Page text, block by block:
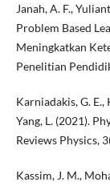
Janah, A. F.,
Problem Based
Meningkatkan
Penelitian
Karniadakis, G. E.,
Yang, L. (2021).
Reviews Physics,
Kassim, J. M.,